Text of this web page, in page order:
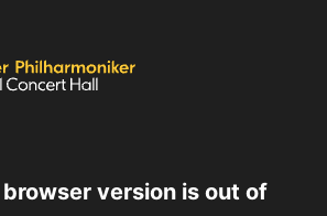
version is out of